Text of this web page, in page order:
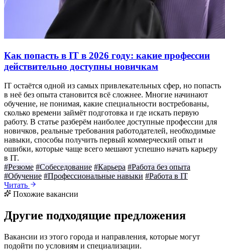
Как попасть в IT в 2026 году: какие профессии
действительно доступны новичкам
IT остаётся одной из самых привлекательных сфер, но попасть
в неё без опыта становится всё сложнее. Многие начинают
обучение, не понимая, какие специальности востребованы,
сколько времени займёт подготовка и где искать первую
работу. В статье разберём наиболее доступные профессии для
новичков, реальные требования работодателей, необходимые
навыки, способы получить первый коммерческий опыт и
ошибки, которые чаще всего мешают успешно начать карьеру
в IT.
#Резюме #Собеседование #Карьера #Работа без опыта
#Обучение #Профессиональные навыки #Работа в IT
Читать
Похожие вакансии
Другие подходящие предложения
Вакансии из этого города и направления, которые могут
подойти по условиям и специализации.